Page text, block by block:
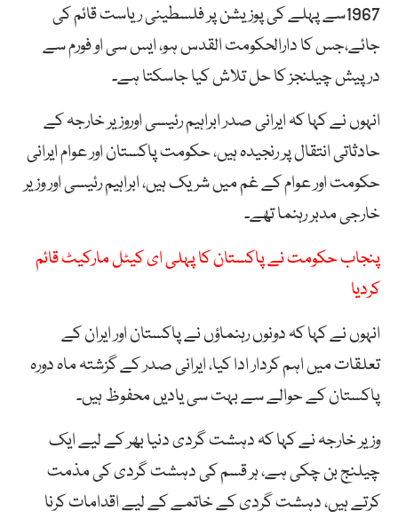
1967سے پہلے کی پوزیشن پر فلسطینی ریاست قائم کی
جائے،جس کا دارالحکومت القدس ہو، ایس سی او فورم سے
درپیش چیلنجز کا حل تلاش کیا جاسکتا ہے۔
انہوں نے کہا کہ ایرانی صدر ابراہیم رئیسی اوروزیر خارجہ کے
حادثاتی انتقال پر رنجیدہ ہیں، حکومت پاکستان اور عوام ایرانی
حکومت اور عوام کے غم میں شریک ہیں، ابراہیم رئیسی اور وزیر
خارجی مدبر رہنما تھے۔
پنجاب حکومت نے پاکستان کا پہلی ای کیٹل مارکیٹ قائم
کردیا
انہوں نے کہا کہ دونوں رہنماؤں نے پاکستان اور ایران کے
تعلقات میں اہم کردار ادا کیا، ایرانی صدر کے گزشتہ ماہ دورہ
پاکستان کے حوالے سے بہت سی یادیں محفوظ ہیں۔
وزیر خارجہ نے کہا کہ دہشت گردی دنیا بھر کے لیے ایک
چیلنج بن چکی ہے، ہر قسم کی دہشت گردی کی مذمت
کرتے ہیں، دہشت گردی کے خاتمے کے لیے اقدامات کرنا